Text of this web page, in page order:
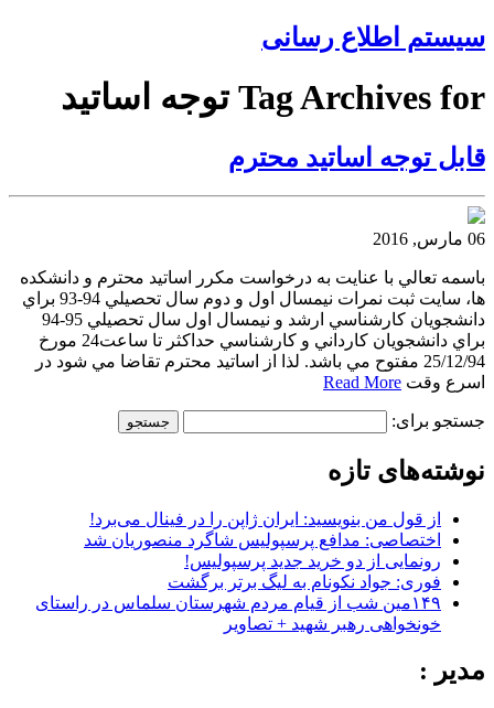
سیستم اطلاع رسانی
Tag Archives for توجه اساتيد
قابل توجه اساتيد محترم
06 مارس, 2016
باسمه تعالي با عنايت به درخواست مكرر اساتيد محترم و دانشكده
ها، سايت ثبت نمرات نيمسال اول و دوم سال تحصيلي 94-93 براي
دانشجويان كارشناسي ارشد و نيمسال اول سال تحصيلي 95-94
براي دانشجويان كارداني و كارشناسي حداكثر تا ساعت24 مورخ
25/12/94 مفتوح مي باشد. لذا از اساتيد محترم تقاضا مي شود در
اسرع وقت Read More
جستجو برای:
نوشته‌های تازه
از قول من بنویسید: ایران ژاپن را در فینال می‌برد!
اختصاصی: مدافع پرسپولیس شاگرد منصوریان شد
رونمایی از دو خرید جدید پرسپولیس!
فوری: جواد نکونام به لیگ برتر برگشت
۱۴۹مین شب از قیام مردم شهرستان سلماس در راستای
خونخواهی رهبر شهید + تصاویر
مدیر :